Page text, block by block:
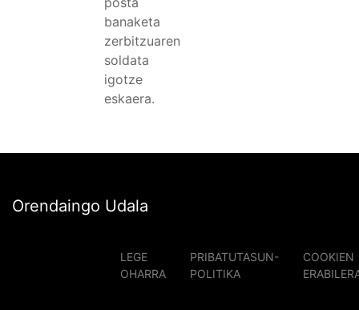
banaketa
zerbitzuaren
soldata
igotze
eskaera.
Orendaingo Udala
LEGE
OHARRA
PRIBATUTASUN-
POLITIKA
COOKIEN